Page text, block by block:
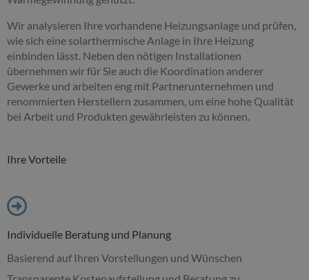
Wir analysieren Ihre vorhandene Heizungsanlage und prüfen,
wie sich eine solarthermische Anlage in Ihre Heizung
einbinden lässt. Neben den nötigen Installationen
übernehmen wir für Sie auch die Koordination anderer
Gewerke und arbeiten eng mit Partnerunternehmen und
renommierten Herstellern zusammen, um eine hohe Qualität
bei Arbeit und Produkten gewährleisten zu können.
Ihre Vorteile
Individuelle Beratung und Planung
Basierend auf Ihren Vorstellungen und Wünschen